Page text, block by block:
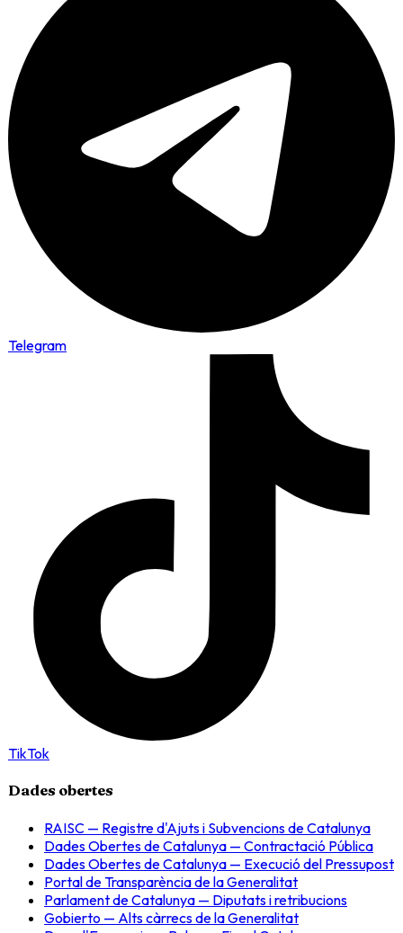
Telegram
TikTok
Dades obertes
RAISC — Registre d'Ajuts i Subvencions de Catalunya
Dades Obertes de Catalunya — Contractació Pública
Dades Obertes de Catalunya — Execució del Pressupost
Portal de Transparència de la Generalitat
Parlament de Catalunya — Diputats i retribucions
Gobierto — Alts càrrecs de la Generalitat